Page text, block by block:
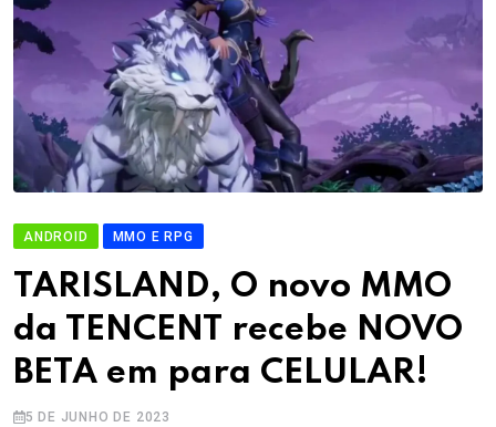
ANDROID MMO E RPG
TARISLAND, O novo MMO
da TENCENT recebe NOVO
BETA em para CELULAR!
5 DE JUNHO DE 2023